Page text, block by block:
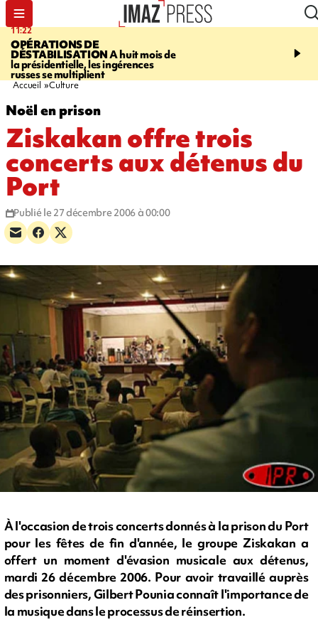
11:22
OPÉRATIONS DE
DÉSTABILISATIONA huit mois de
la présidentielle, les ingérences
russes se multiplient
14:51
Rivière triple champion
Accueil Culture
Noël en prison
Ziskakan offre trois
concerts aux détenus du
Port
Publié le 27 décembre 2006 à 00:00
À l'occasion de trois concerts donnés à la prison du Port
pour les fêtes de fin d'année, le groupe Ziskakan a
offert un moment d'évasion musicale aux détenus,
mardi 26 décembre 2006. Pour avoir travaillé auprès
des prisonniers, Gilbert Pounia connaît l'importance de
la musique dans le processus de réinsertion.